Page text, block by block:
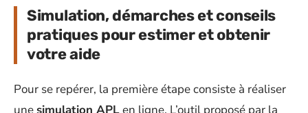
Simulation, démarches et conseils
pratiques pour estimer et obtenir
votre aide
Pour se repérer, la première étape consiste à réaliser